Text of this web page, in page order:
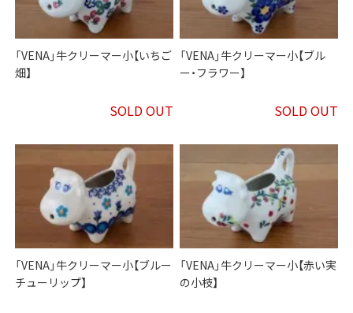
「VENA」牛クリーマー小【いちご
畑】
SOLD OUT
「VENA」牛クリーマー小【ブル
ー・フラワー】
SOLD OUT
「VENA」牛クリーマー小【ブルー
チューリップ】
「VENA」牛クリーマー小【赤い実
の小枝】